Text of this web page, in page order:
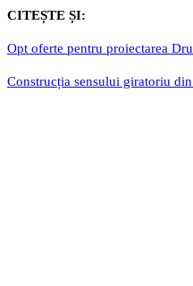
CITEȘTE ȘI:
Opt oferte pentru proiectarea
Construcția sensului giratoriu